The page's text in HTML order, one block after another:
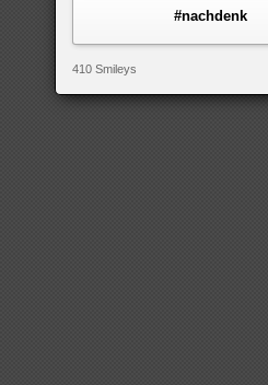
#nachdenk
410 Smileys